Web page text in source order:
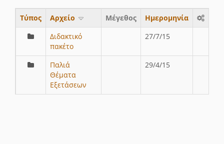
Τύπος Aρχείο Μέγεθος
Ημερομηνία
Διδακτικό
πακέτο
27/7/15
Παλιά
Θέματα
Εξετάσεων
29/4/15